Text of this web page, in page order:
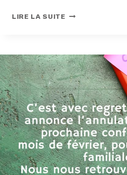
LIRE LA SUITE
É
R
E
N
C
E
D
E
V
I
R
G